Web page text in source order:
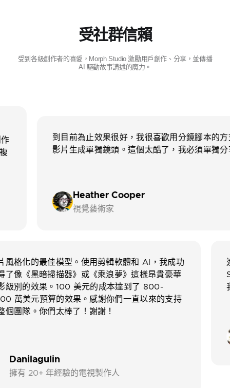
受社群信賴
受到各級創作者的喜愛，Morph Studio 激勵用戶創作、分享，並傳播
AI 驅動故事講述的魔力。
。將所有 AI 工具整合在一個屋簷下，為創作
創造心流狀態。使用 @morphaistudio 在複
Aashay Singh
視覺藝術家
到
影
功
華
持
進展順利——我能夠使用網頁上的 Morph
Studio 模型為一個項目製作一些鏡頭，這是
我在其他地方無法實現的，這非常重要。